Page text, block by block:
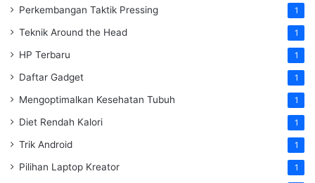
Perkembangan Taktik Pressing 1
Teknik Around the Head 1
HP Terbaru 1
Daftar Gadget 1
Mengoptimalkan Kesehatan Tubuh 1
Diet Rendah Kalori 1
Trik Android 1
Pilihan Laptop Kreator 1